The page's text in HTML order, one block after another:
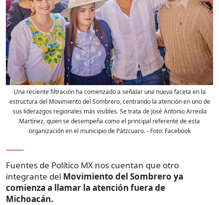
Una reciente filtración ha comenzado a señalar una nueva faceta en la
estructura del Movimiento del Sombrero, centrando la atención en uno de
sus liderazgos regionales más visibles. Se trata de José Antonio Arreola
Martínez, quien se desempeña como el principal referente de esta
organización en el municipio de Pátzcuaro.- Foto: Facebook
Fuentes de Político MX nos cuentan que otro
integrante del Movimiento del Sombrero ya
comienza a llamar la atención fuera de
Michoacán.